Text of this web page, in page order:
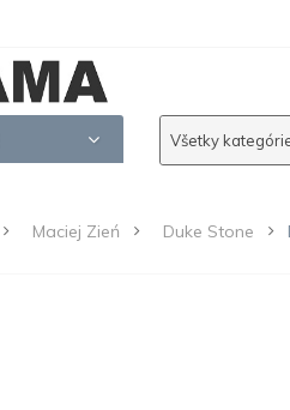
Všetky
Maciej Zień Duke Stone